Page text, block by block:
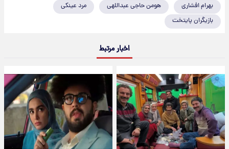
بهرام افشاری هومن حاجی عبداللهی
مرد عینکی
بازیگران پایتخت
اخبار مرتبط